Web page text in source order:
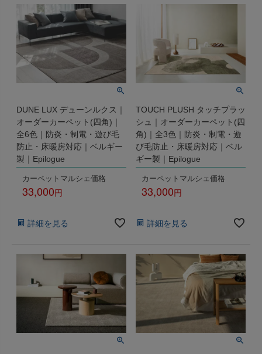
DUNE LUX デューンルクス｜
オーダーカーペット(四角)｜
全6色｜防炎・制電・遊び毛
防止・床暖房対応｜ベルギー
製｜Epilogue
カーペットマルシェ価格
33,000
詳細を見る
TOUCH PLUSH タッチプラッ
シュ｜オーダーカーペット(四
角)｜全3色｜防炎・制電・遊
び毛防止・床暖房対応｜ベル
ギー製｜Epilogue
カーペットマルシェ価格
33,000
詳細を見る